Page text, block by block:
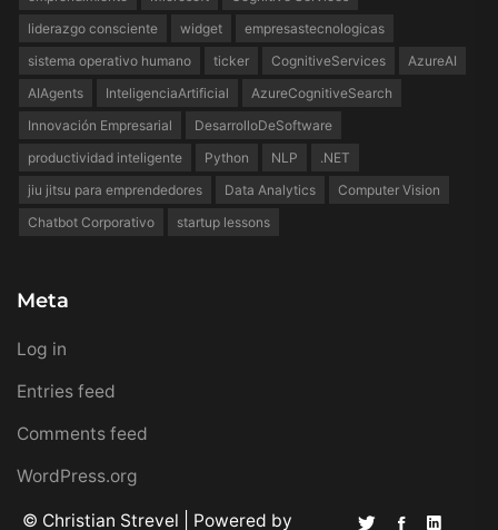
liderazgo consciente
widget
empresastecnologicas
sistema operativo humano
ticker CognitiveServices
AzureAI
AIAgents
InteligenciaArtificial
AzureCognitiveSearch
Innovación Empresarial
DesarrolloDeSoftware
productividad inteligente
Python NLP
.NET
jiu jitsu para emprendedores
Data Analytics
Computer Vision
Chatbot Corporativo
startup lessons
Meta
Log in
Entries feed
Comments feed
WordPress.org
© Christian Strevel | Powered by